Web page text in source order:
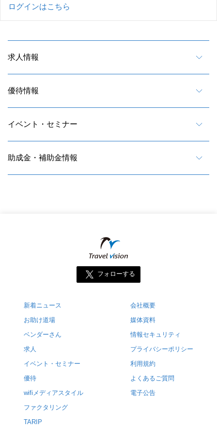
ログインはこちら
求人情報
優待情報
イベント・セミナー
助成金・補助金情報
フォローする
新着ニュース
お助け道場
ベンダーさん
求人
イベント・セミナー
優待
wifiメディアスタイル
ファクタリング
TARIP
会社概要
媒体資料
情報セキュリティ
プライバシーポリシー
利用規約
よくあるご質問
電子公告